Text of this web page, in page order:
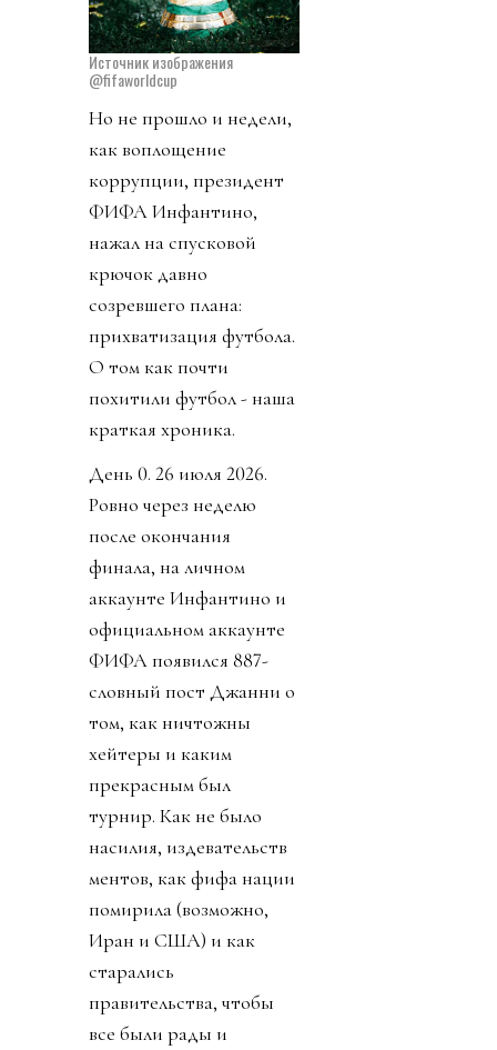
Источник изображения
@fifaworldcup
Но не прошло и недели,
как воплощение
коррупции, президент
ФИФА Инфантино,
нажал на спусковой
крючок давно
созревшего плана:
прихватизация футбола.
О том как почти
похитили футбол - наша
краткая хроника.
День 0. 26 июля 2026.
Ровно через неделю
после окончания
финала, на личном
аккаунте Инфантино и
официальном аккаунте
ФИФА появился 887-
словный пост Джанни о
том, как ничтожны
хейтеры и каким
прекрасным был
турнир. Как не было
насилия, издевательств
ментов, как фифа нации
помирила (возможно,
Иран и США) и как
старались
правительства, чтобы
все были рады и